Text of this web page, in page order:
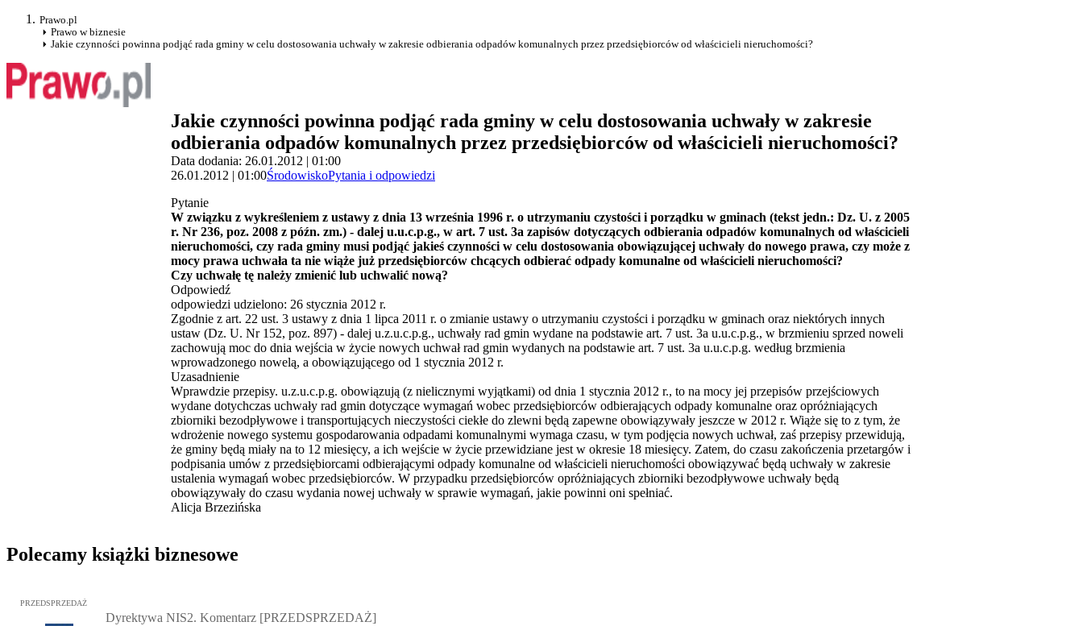
Prawo.pl
Prawo w biznesie
Jakie czynności powinna podjąć rada gminy w celu dostosowania uchwały w zakresie odbierania odpadów komunalnych przez przedsiębiorców od właścicieli nieruchomości?
Jakie czynności powinna podjąć rada gminy w celu dostosowania uchwały w zakresie
odbierania odpadów komunalnych przez przedsiębiorców od właścicieli nieruchomości?
Data dodania: 26.01.2012 | 01:00
26.01.2012 | 01:00ŚrodowiskoPytania i odpowiedzi
Pytanie
W związku z wykreśleniem z ustawy z dnia 13 września 1996 r. o utrzymaniu czystości i porządku w gminach (tekst jedn.: Dz. U. z 2005
r. Nr 236, poz. 2008 z późn. zm.) - dalej u.u.c.p.g., w art. 7 ust. 3a zapisów dotyczących odbierania odpadów komunalnych od właścicieli
nieruchomości, czy rada gminy musi podjąć jakieś czynności w celu dostosowania obowiązującej uchwały do nowego prawa, czy może z
mocy prawa uchwała ta nie wiąże już przedsiębiorców chcących odbierać odpady komunalne od właścicieli nieruchomości?
Czy uchwałę tę należy zmienić lub uchwalić nową?
Odpowiedź
odpowiedzi udzielono: 26 stycznia 2012 r.
Zgodnie z art. 22 ust. 3 ustawy z dnia 1 lipca 2011 r. o zmianie ustawy o utrzymaniu czystości i porządku w gminach oraz niektórych innych
ustaw (Dz. U. Nr 152, poz. 897) - dalej u.z.u.c.p.g., uchwały rad gmin wydane na podstawie art. 7 ust. 3a u.u.c.p.g., w brzmieniu sprzed noweli
zachowują moc do dnia wejścia w życie nowych uchwał rad gmin wydanych na podstawie art. 7 ust. 3a u.u.c.p.g. według brzmienia
wprowadzonego nowelą, a obowiązującego od 1 stycznia 2012 r.
Uzasadnienie
Wprawdzie przepisy. u.z.u.c.p.g. obowiązują (z nielicznymi wyjątkami) od dnia 1 stycznia 2012 r., to na mocy jej przepisów przejściowych
wydane dotychczas uchwały rad gmin dotyczące wymagań wobec przedsiębiorców odbierających odpady komunalne oraz opróżniających
zbiorniki bezodpływowe i transportujących nieczystości ciekłe do zlewni będą zapewne obowiązywały jeszcze w 2012 r. Wiąże się to z tym, że
wdrożenie nowego systemu gospodarowania odpadami komunalnymi wymaga czasu, w tym podjęcia nowych uchwał, zaś przepisy przewidują,
że gminy będą miały na to 12 miesięcy, a ich wejście w życie przewidziane jest w okresie 18 miesięcy. Zatem, do czasu zakończenia przetargów i
podpisania umów z przedsiębiorcami odbierającymi odpady komunalne od właścicieli nieruchomości obowiązywać będą uchwały w zakresie
ustalenia wymagań wobec przedsiębiorców. W przypadku przedsiębiorców opróżniających zbiorniki bezodpływowe uchwały będą
obowiązywały do czasu wydania nowej uchwały w sprawie wymagań, jakie powinni oni spełniać.
Alicja Brzezińska
Polecamy książki biznesowe
Przejdź do: Dyrektywa NIS2. Komentarz [PRZEDSPRZEDAŻ], Mateusz Jakubik, Rafał Prabucki - otwiera się w nowym oknie
PRZEDSPRZEDAŻ
Dyrektywa NIS2. Komentarz [PRZEDSPRZEDAŻ]